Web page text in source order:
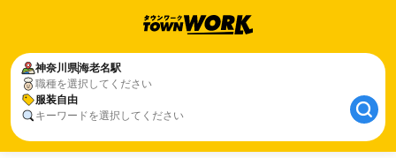
神奈川県海老名駅
職種を選択してください
服装自由
キーワードを選択してください